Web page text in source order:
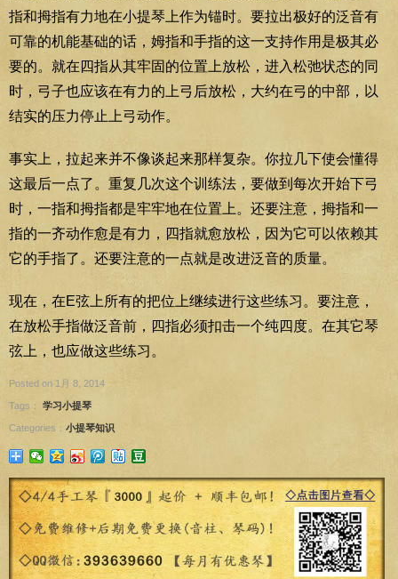
指和拇指有力地在小提琴上作为锚时。要拉出极好的泛音有
可靠的机能基础的话，姆指和手指的这一支持作用是极其必
要的。就在四指从其牢固的位置上放松，进入松弛状态的同
时，弓子也应该在有力的上弓后放松，大约在弓的中部，以
结实的压力停止上弓动作。
事实上，拉起来并不像谈起来那样复杂。你拉几下使会懂得
这最后一点了。重复几次这个训练法，要做到每次开始下弓
时，一指和拇指都是牢牢地在位置上。还要注意，拇指和一
指的一齐动作愈是有力，四指就愈放松，因为它可以依赖其
它的手指了。还要注意的一点就是改进泛音的质量。
现在，在E弦上所有的把位上继续进行这些练习。要注意，
在放松手指做泛音前，四指必须扣击一个纯四度。在其它琴
弦上，也应做这些练习。
Posted on 1月 8, 2014
Tags： 学习小提琴
Categories： 小提琴知识